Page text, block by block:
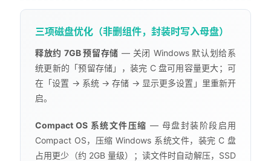
三项磁盘优化（非删组件，封装时写入母盘）
释放约 7GB 预留存储 — 关闭 Windows 默认划给系
统更新的「预留存储」，装完 C 盘可用容量更大；可
在「设置 → 系统 → 存储 → 显示更多设置」里重新开
启。
Compact OS 系统文件压缩 — 母盘封装阶段启用
Compact OS，压缩 Windows 系统文件，装完 C 盘
占用更少（约 2GB 量级）；读文件时自动解压，SSD